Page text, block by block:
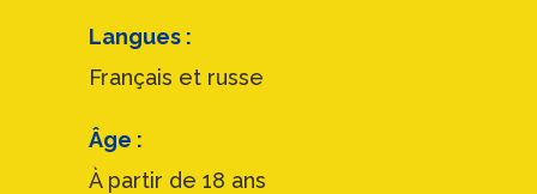
Langues :
Français et russe
Âge :
À partir de 18 ans